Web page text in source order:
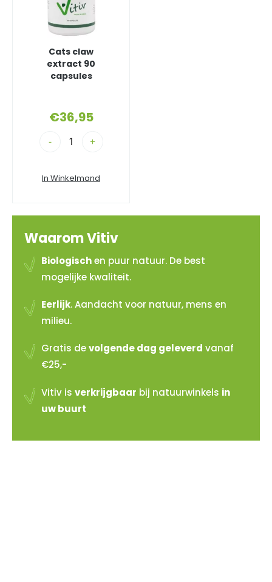
Cats claw
extract 90
capsules
€36,95
- +
In Winkelmand
Waarom Vitiv
Biologischen puur natuur. De best
mogelijke kwaliteit.
Eerlijk. Aandacht voor natuur, mens en
milieu.
Gratis devolgende dag geleverd vanaf
€25,-
Vitiv is verkrijgbaar bij natuurwinkels in
uw buurt